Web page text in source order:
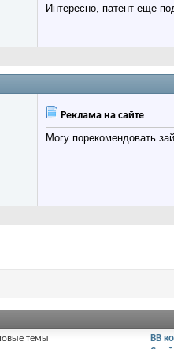
Интересно, патент еще
Реклама на сайте
Могу порекомендовать
темы
BB